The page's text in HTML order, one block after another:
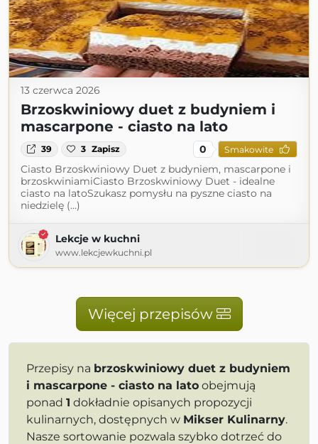
13 czerwca 2026
Brzoskwiniowy duet z budyniem i
mascarpone - ciasto na lato
39 3 Zapisz 0 Smakowite
Ciasto Brzoskwiniowy Duet z budyniem, mascarpone i
brzoskwiniamiCiasto Brzoskwiniowy Duet - idealne
ciasto na latoSzukasz pomysłu na pyszne ciasto na
niedzielę (...)
Lekcje w kuchni
www.lekcjewkuchni.pl
Więcej przepisów
Przepisy na brzoskwiniowy duet z budyniem
i mascarpone - ciasto na lato obejmują
ponad 1 dokładnie opisanych propozycji
kulinarnych, dostępnych w Mikser Kulinarny.
Nasze sortowanie pozwala szybko dotrzeć do